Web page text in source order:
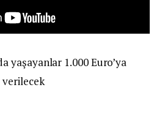
yaşayanlar 1.000 Euro’ya
verilecek